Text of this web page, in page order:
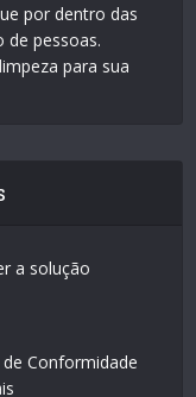
por dentro das
de pessoas.
para sua
a solução
Conformidade